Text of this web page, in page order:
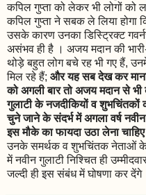
कपिल गुप्ता को लेकर भी लोगों को
कपिल गुप्ता ने सबक ले लिया
उसके कारण उनका डिस्ट्रिक्ट
असंभव ही है । अजय मदान की
थोड़े बहुत लोग बचे रह भी गए हैं,
मिल रहे हैं; और यह सब देख कर
को अगली बार तो अजय मदान से
गुलाटी के नजदीकियों व शुभचिंतकों
चुने जाने के संदर्भ में अगला वर्ष
इस मौके का फायदा उठा लेना
उनके समर्थक व शुभचिंतक नेताओं के
में नवीन गुलाटी निश्चित ही
जल्दी ही इस संबंध में घोषणा कर देंगे